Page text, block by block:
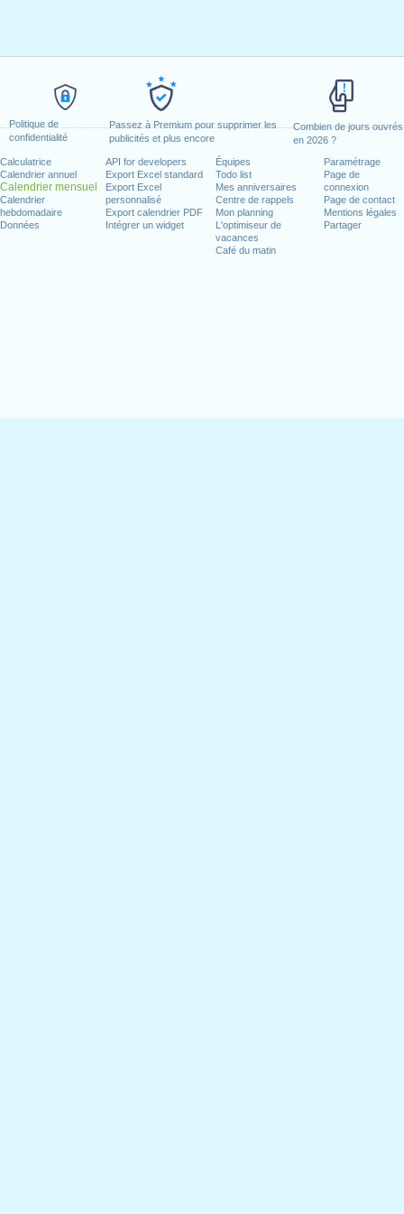
Politique de
confidentialité
Passez à Premium pour supprimer les
publicités et plus encore
Combien de jours ouvrés
en 2026 ?
Calculatrice
Calendrier annuel
Calendrier mensuel
Calendrier
hebdomadaire
Données
API for developers
Export Excel standard
Export Excel
personnalisé
Export calendrier PDF
Intégrer un widget
Équipes
Todo list
Mes anniversaires
Centre de rappels
Mon planning
L'optimiseur de
vacances
Café du matin
Paramétrage
Page de
connexion
Page de contact
Mentions légales
Partager